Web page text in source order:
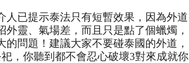
已提示泰法只有短暫效果，因為外道
靈、氣場差，而且只是點了個蠟燭，
問題！建議大家不要碰泰國的外道，
，你聽到都不會忍心破壞3對來成就你